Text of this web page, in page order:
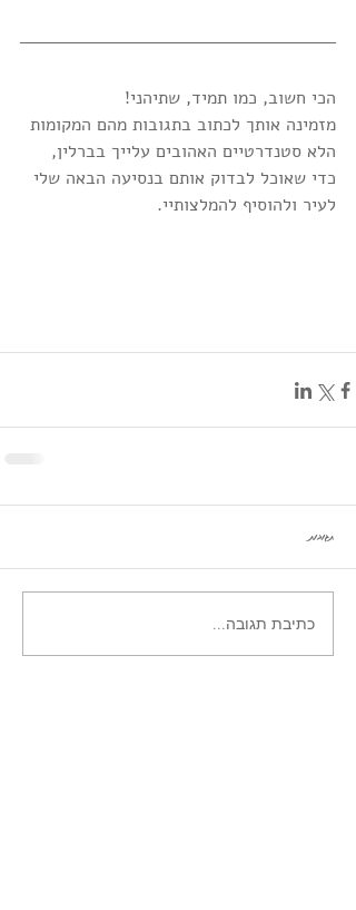
הכי חשוב, כמו תמיד, שתיהני!
מזמינה אותך לכתוב בתגובות מהם המקומות
הלא סטנדרטיים האהובים עלייך בברלין,
כדי שאוכל לבדוק אותם בנסיעה הבאה שלי
לעיר ולהוסיף להמלצותיי.
תגובות
כתיבת תגובה...